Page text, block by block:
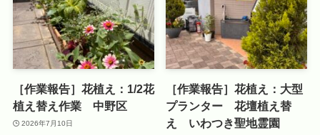
［作業報告］花植え：1/2花
植え替え作業 中野区
2026年7月10日
［作業報告］花植え：大型
プランター 花壇植え替
え いわつき聖地霊園